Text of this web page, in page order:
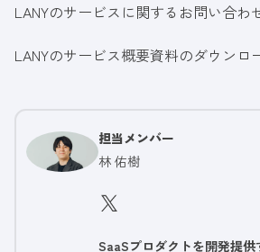
LANYのサービスに関するお問い合わ
LANYのサービス概要資料のダウンロ
担当メンバー
林 佑樹
SaaSプロダクトを開発提供